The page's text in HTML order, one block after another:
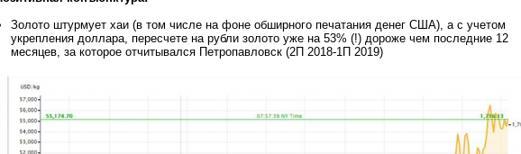
Золото штурмует хаи (в том числе на фоне обширного печатания денег США), а с учетом
укрепления доллара, пересчете на рубли золото уже на 53% (!) дороже чем последние 12
месяцев, за которое отчитывался Петропавловск (2П 2018-1П 2019)